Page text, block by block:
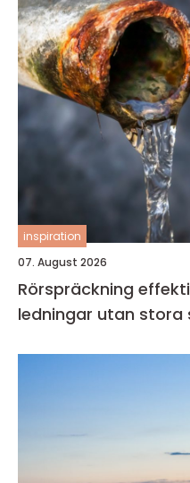
inspiration
07. August 2026
Rörspräckning effektiv renovering av
ledningar utan stora